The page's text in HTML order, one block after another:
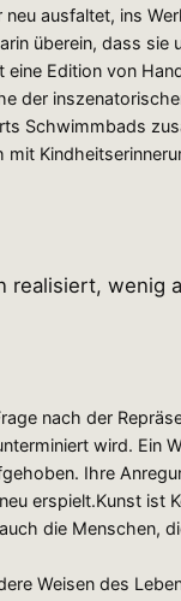
ausfaltet, ins
überein, dass
eine Edition von
der
Schwimmbads
realisiert, wenig
nach der
wird. Ein
Ihre
erspielt.Kunst ist
die Menschen,
Weisen des